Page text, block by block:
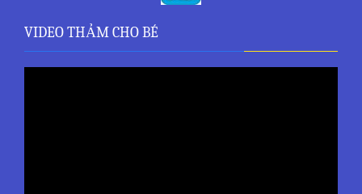
VIDEO THẢM CHO BÉ